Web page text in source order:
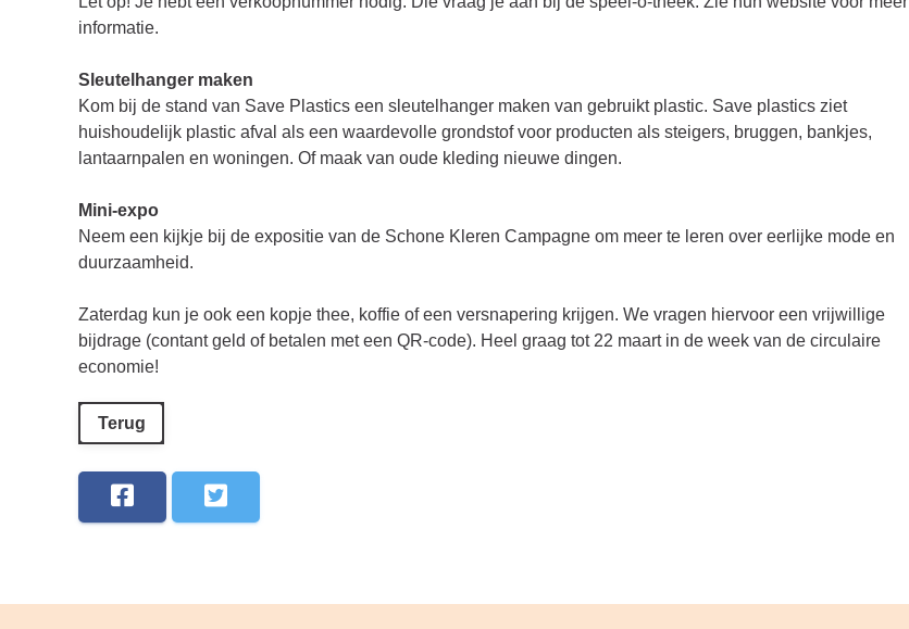
informatie.
Sleutelhanger maken
Kom bij de stand van Save Plastics een sleutelhanger maken van gebruikt plastic. Save plastics ziet
huishoudelijk plastic afval als een waardevolle grondstof voor producten als steigers, bruggen, bankjes,
lantaarnpalen en woningen. Of maak van oude kleding nieuwe dingen.
Mini-expo
Neem een kijkje bij de expositie van de Schone Kleren Campagne om meer te leren over eerlijke mode en
duurzaamheid.
Zaterdag kun je ook een kopje thee, koffie of een versnapering krijgen. We vragen hiervoor een vrijwillige
bijdrage (contant geld of betalen met een QR-code). Heel graag tot 22 maart in de week van de circulaire
economie!
Terug